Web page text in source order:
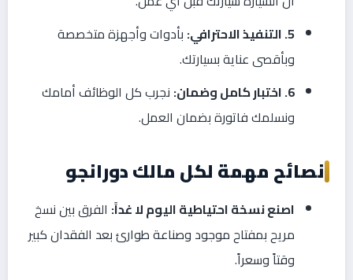
5. التنفيذ الاحترافي:
بأدوات وأجهزة متخصصة
وبأقصى عناية بسيارتك.
6. اختبار كامل وضمان:
نجرب كل الوظائف أمامك
ونسلمك فاتورة بضمان العمل.
نصائح مهمة لكل مالك دورانجو
اصنع نسخة احتياطية اليوم لا غداً: الفرق بين نسخ
مريح بمفتاح موجود وصناعة طوارئ بعد الفقدان كبير
وقتاً وسعراً.